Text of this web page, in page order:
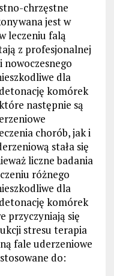
chrzęstne
jest w
leczeniu falą
z profesjonalnej
nowoczesnego
dla
komórek
następnie są
chorób, jak i
stała się
liczne badania
różnego
dla
komórek
przyczyniają się
stresu terapia
fale uderzeniowe
do: